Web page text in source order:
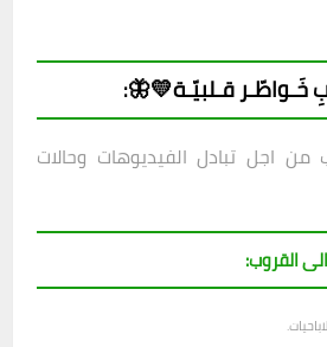
خَـواطّـر قـلبيّـة💛🦋:
من اجل تبادل الفيديوهات وحالات
القروب: